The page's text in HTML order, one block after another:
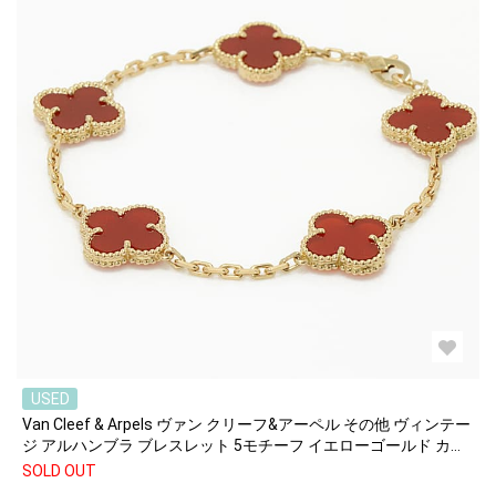
USED
Van Cleef & Arpels ヴァン クリーフ&アーペル その他 ヴィンテー
ジ アルハンブラ ブレスレット 5モチーフ イエローゴールド カー
ネリアン VCARD35500
SOLD OUT